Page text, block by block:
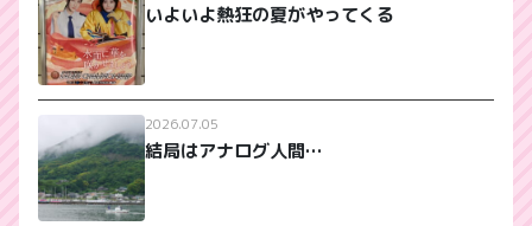
いよいよ熱狂の夏がやってくる
2026.07.05
結局はアナログ人間…